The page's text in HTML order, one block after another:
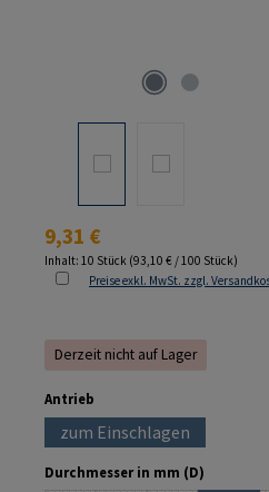
Regulärer Preis:
9,31 €
Inhalt: 10 Stück (93,10 € / 100 Stück)
Preise exkl. MwSt. zzgl.
Derzeit nicht auf Lager
Antrieb
zum Einschlagen
(Diese Option ist
Durchmesser in mm (D)